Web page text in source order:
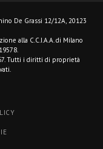
De Grassi 12/12A, 20123
alla C.C.I.A.A. di Milano
Tutti i diritti di proprietà